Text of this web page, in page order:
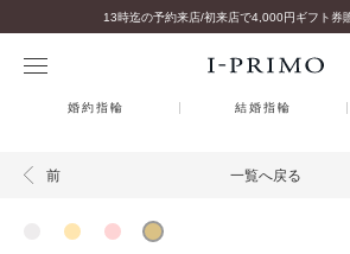
婚約指輪 結婚指輪
前 一覧へ戻る